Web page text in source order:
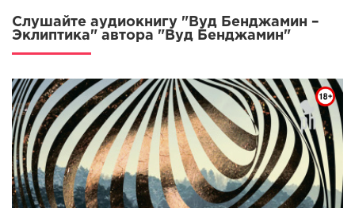
Слушайте аудиокнигу "Вуд Бенджамин –
Эклиптика" автора "Вуд Бенджамин"